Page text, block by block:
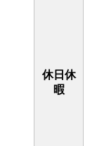
休日休
暇